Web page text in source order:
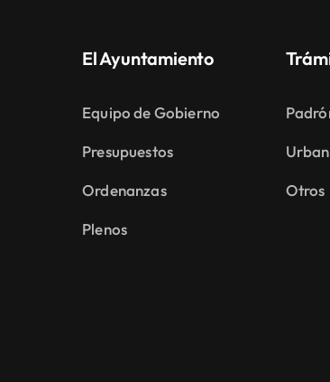
El Ayuntamiento
Equipo de Gobierno
Presupuestos
Ordenanzas
Plenos
Otros